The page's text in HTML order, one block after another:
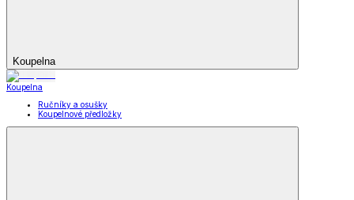
Koupelna
Koupelna
Ručníky a osušky
Koupelnové předložky